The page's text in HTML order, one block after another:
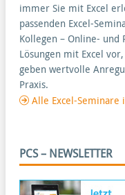
immer Sie mit Excel
passenden Excel-
Kollegen – Online- und
Lösungen mit Excel
geben wertvolle
Praxis.
Alle Excel-Seminare
PCS – NEWSLETTER